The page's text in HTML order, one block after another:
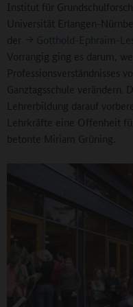
Institut für
Universität Erlangen-
der
Gotthold-Ephraim-
Vorrangig ging es darum,
Professionsverständnisses
Ganztagsschule verändern.
Lehrerbildung darauf
Lehrkräfte eine Offenheit
betonte Miriam Grüning.